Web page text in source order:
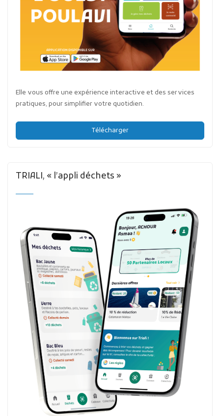
Elle vous offre une expérience interactive et des services
pratiques, pour simplifier votre quotidien.
Télécharger
TRIALI, « l’appli déchets »